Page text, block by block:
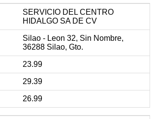
SERVICIO DEL CENTRO
HIDALGO SA DE CV
Silao - Leon 32, Sin Nombre,
36288 Silao, Gto.
23.99
29.39
26.99